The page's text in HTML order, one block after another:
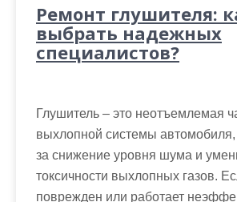
Ремонт глушителя:
выбрать надежных
специалистов?
Глушитель – это неотъемлемая
выхлопной системы
за снижение уровня шума и
токсичности выхлопных газов.
поврежден или работает